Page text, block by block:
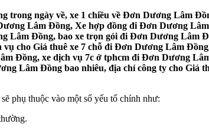
ngày về, xe 1 chiều về Đơn Dương Lâm
Lâm Đồng, Xe hợp đồng đi Đơn Dương
Lâm Đồng, bao xe trọn gói đi Đơn Dương Lâm
cho Giá thuê xe 7 chỗ đi Đơn Dương Lâm
Đồng, xe dịch vụ 7c ở tphcm đi Đơn Dương
Lâm Đồng bao nhiêu, địa chỉ công ty cho Giá
phụ thuộc vào một số yếu tố chính như: